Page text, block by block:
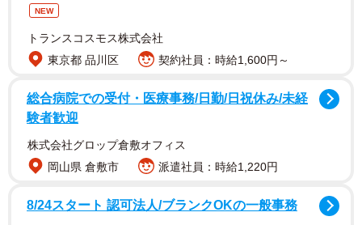
つまりA子さんは、パンダではなくインタビューを受けた女
性に感情移入して泣いていたのです。他人の涙を見て泣
き、その涙を見てまた誰かが泣く――。思わず「涙のマト
リョーシカ人形か」と突っ込みたくなります。
NEW
トランスコスモス株式会社
東京都 品川区
契約社員：時給1,600円～
総合病院での受付・医療事務/日勤/日祝休み/未経
験者歓迎
株式会社グロップ倉敷オフィス
岡山県 倉敷市
派遣社員：時給1,220円
8/24スタート 認可法人/ブランクOKの一般事務